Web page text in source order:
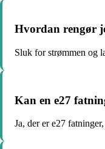
Hvordan rengør
Sluk for strømmen og
Kan en e27
Ja, der er e27